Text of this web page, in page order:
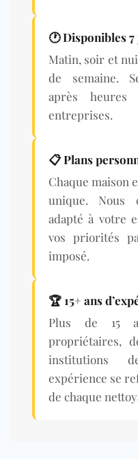
🕐 Disponibles
Matin, soir et
de semaine.
après
entreprises.
📋 Plans
Chaque maison
unique. Nous
adapté à votre
vos priorités
imposé.
🏆 15+ ans
Plus de 15
propriétaires,
institutions
expérience se
de chaque